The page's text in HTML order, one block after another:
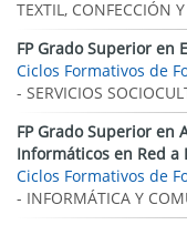
TEXTIL, CONFECCIÓN
FP Grado Superior en
Ciclos Formativos de
- SERVICIOS
FP Grado Superior en
Informáticos en Red a
Ciclos Formativos de
- INFORMÁTICA Y